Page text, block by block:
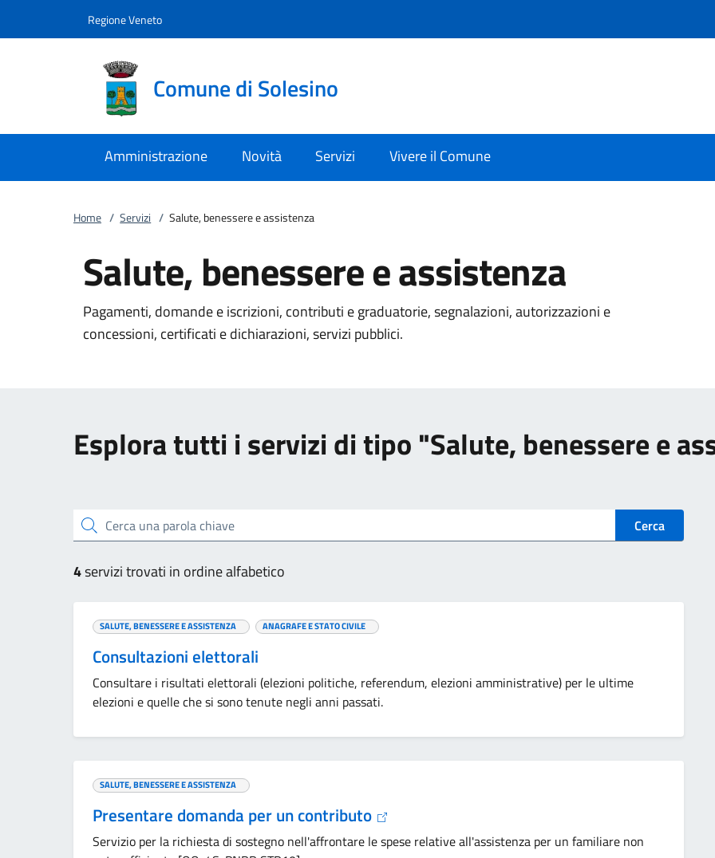
Regione Veneto
Comune di Solesino
Amministrazione Novità Servizi Vivere il Comune
Home / Servizi / Salute, benessere e assistenza
Salute, benessere e assistenza
Pagamenti, domande e iscrizioni, contributi e graduatorie, segnalazioni, autorizzazioni e
concessioni, certificati e dichiarazioni, servizi pubblici.
Esplora tutti i servizi di tipo "Salute, benessere e
Cerca una parola chiave Cerca
4servizi trovati in ordine alfabetico
SALUTE, BENESSERE E ASSISTENZA ANAGRAFE E STATO CIVILE
Consultazioni elettorali
Consultare i risultati elettorali (elezioni politiche, referendum, elezioni amministrative) per le ultime
elezioni e quelle che si sono tenute negli anni passati.
SALUTE, BENESSERE E ASSISTENZA
Presentare domanda per un contributo
Servizio per la richiesta di sostegno nell'affrontare le spese relative all'assistenza per un familiare non